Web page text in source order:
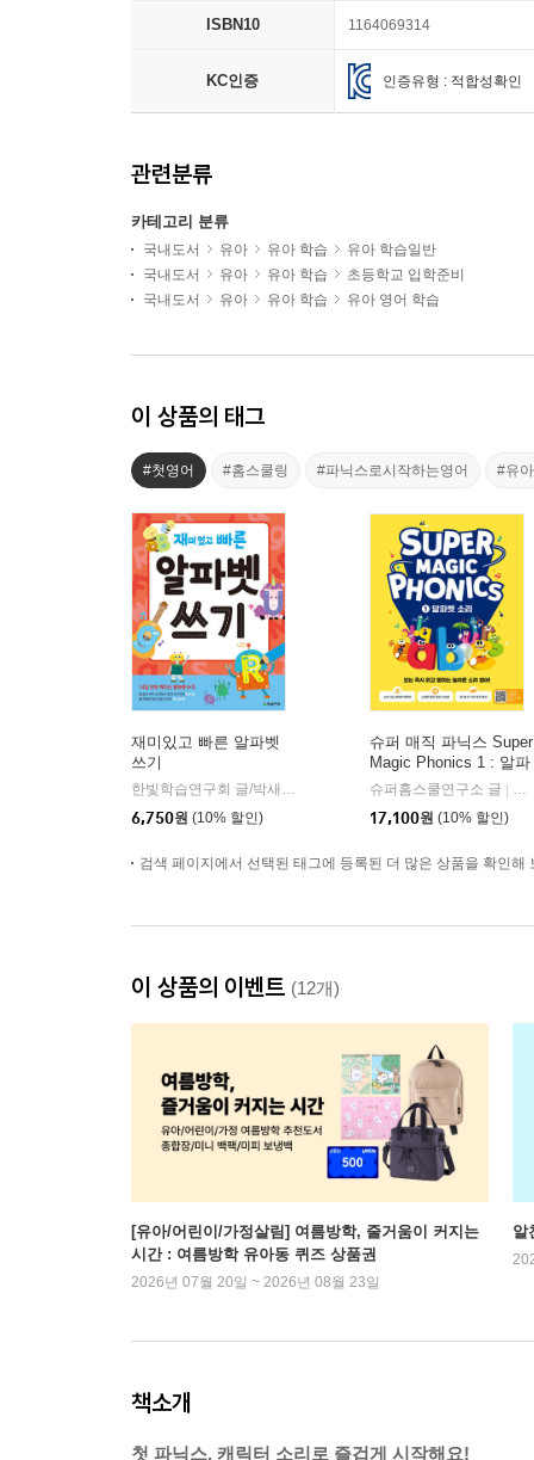
ISBN10 1164069314
KC인증 인증유형 : 적합성확인
관련분류
카테고리 분류
국내도서 유아 유아 학습
유아 학습일반
국내도서
유아 유아 학습
초등학교 입학준비
국내도서
유아 유아 학습 유아 영어 학습
이 상품의 태그
#첫영어 #홈스쿨링 #파닉스로시작하는영어 #유
재미있고 빠른 알파벳
쓰기
한빛학습연구회 글/박새미 그림
한빛에듀
6,750원 (10% 할인)
슈퍼 매직 파닉스 Super
Magic Phonics 1 : 알파
벳 소리
슈퍼홈스쿨연구소 글
길
17,100원 (10% 할인)
검색 페이지에서 선택된 태그에 등록된 더 많은 상품을 확인해
이 상품의 이벤트 (12개)
[유아/어린이/가정살림] 여름방학, 줄거움이 커지는
시간 : 여름방학 유아동 퀴즈 상품권
2026년 07월 20일 ~ 2026년 08월 23일
알
책소개
첫 파닉스, 캐릭터 소리로 즐겁게 시작해요!